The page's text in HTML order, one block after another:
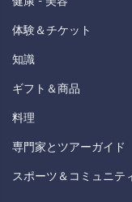
体験＆チケット
知識
ギフト＆商品
料理
専門家とツアーガイド
スポーツ＆コミュニテ